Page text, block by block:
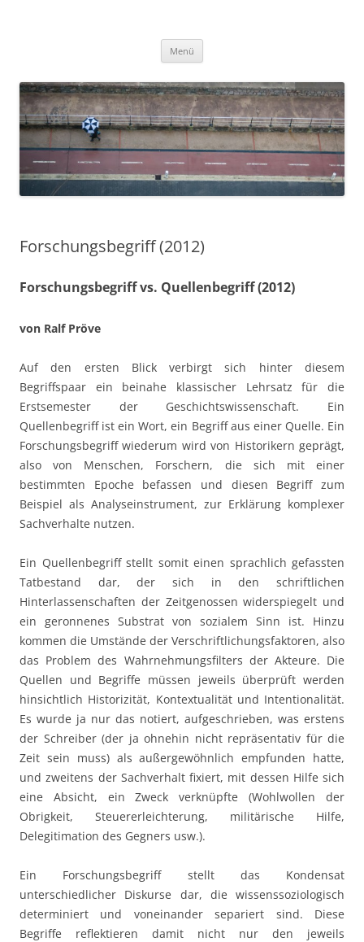
Menü
Forschungsbegriff (2012)
Forschungsbegriff vs. Quellenbegriff (2012)
von Ralf Pröve
Auf den ersten Blick verbirgt sich hinter diesem
Begriffspaar ein beinahe klassischer Lehrsatz für die
Erstsemester der Geschichtswissenschaft. Ein
Quellenbegriff ist ein Wort, ein Begriff aus einer Quelle. Ein
Forschungsbegriff wiederum wird von Historikern geprägt,
also von Menschen, Forschern, die sich mit einer
bestimmten Epoche befassen und diesen Begriff zum
Beispiel als Analyseinstrument, zur Erklärung komplexer
Sachverhalte nutzen.
Ein Quellenbegriff stellt somit einen sprachlich gefassten
Tatbestand dar, der sich in den schriftlichen
Hinterlassenschaften der Zeitgenossen widerspiegelt und
ein geronnenes Substrat von sozialem Sinn ist. Hinzu
kommen die Umstände der Verschriftlichungsfaktoren, also
das Problem des Wahrnehmungsfilters der Akteure. Die
Quellen und Begriffe müssen jeweils überprüft werden
hinsichtlich Historizität, Kontextualität und Intentionalität.
Es wurde ja nur das notiert, aufgeschrieben, was erstens
der Schreiber (der ja ohnehin nicht repräsentativ für die
Zeit sein muss) als außergewöhnlich empfunden hatte,
und zweitens der Sachverhalt fixiert, mit dessen Hilfe sich
eine Absicht, ein Zweck verknüpfte (Wohlwollen der
Obrigkeit, Steuererleichterung, militärische Hilfe,
Delegitimation des Gegners usw.).
Ein Forschungsbegriff stellt das Kondensat
unterschiedlicher Diskurse dar, die wissenssoziologisch
determiniert und voneinander separiert sind. Diese
Begriffe reflektieren damit nicht nur den jeweils